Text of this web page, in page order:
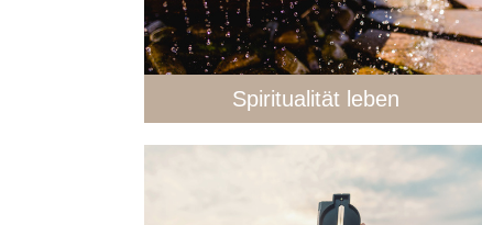
Spiritualität leben